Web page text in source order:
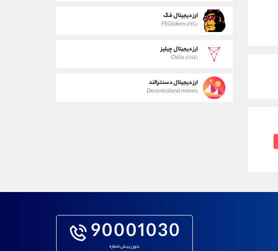
ارز دیجیتال فگ
FEGtoken(FEG)
ارز دیجیتال چیلیز
Chiliz(CHZ)
ارز دیجیتال دسنترالند
Decentraland(MANA)
90001030
بدون پیش شماره